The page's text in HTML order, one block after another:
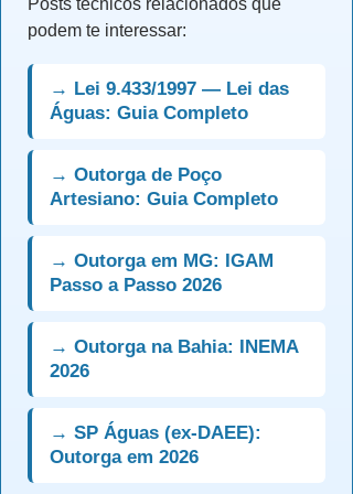
Posts técnicos relacionados que
podem te interessar:
→ Lei 9.433/1997 — Lei das
Águas: Guia Completo
→ Outorga de Poço
Artesiano: Guia Completo
→ Outorga em MG: IGAM
Passo a Passo 2026
→ Outorga na Bahia: INEMA
2026
→ SP Águas (ex-DAEE):
Outorga em 2026